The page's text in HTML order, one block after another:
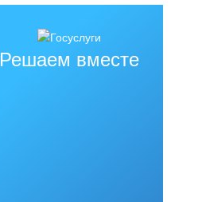
Решаем вместе